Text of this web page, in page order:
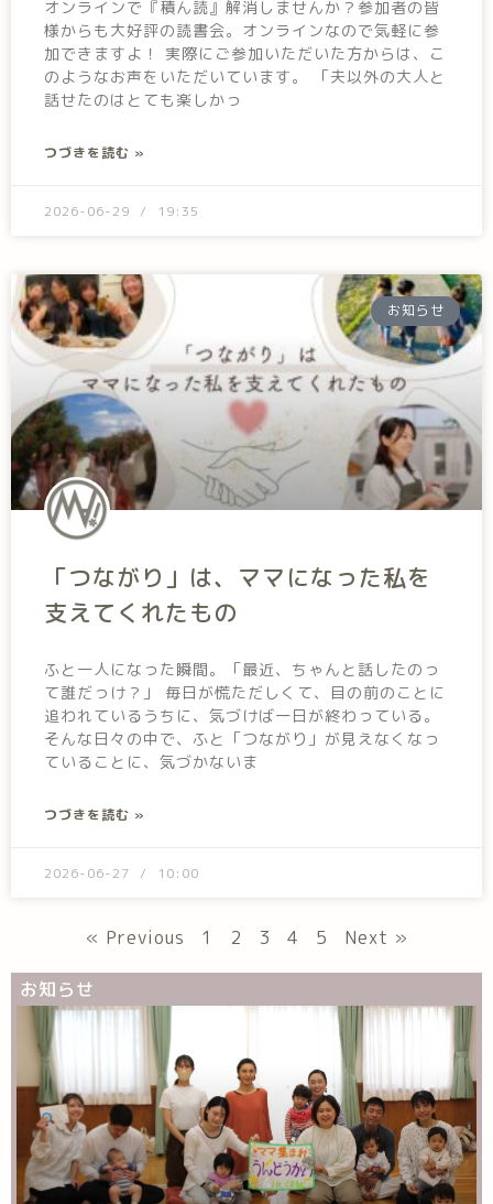
オンラインで『積ん読』解消しませんか？参加者の皆
様からも大好評の読書会。オンラインなので気軽に参
加できますよ！ 実際にご参加いただいた方からは、こ
のようなお声をいただいています。 「夫以外の大人と
話せたのはとても楽しかっ
つづきを読む »
2026-06-29 19:35
お知らせ
「つながり」は、ママになった私を
支えてくれたもの
ふと一人になった瞬間。「最近、ちゃんと話したのっ
て誰だっけ？」 毎日が慌ただしくて、目の前のことに
追われているうちに、気づけば一日が終わっている。
そんな日々の中で、ふと「つながり」が見えなくなっ
ていることに、気づかないま
つづきを読む »
2026-06-27 10:00
« Previous 1 2 3 4 5 Next »
お知らせ